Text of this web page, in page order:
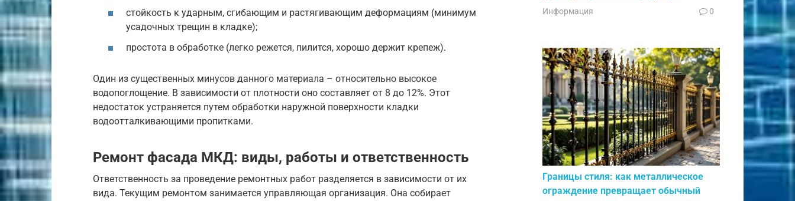
стойкость к ударным, сгибающим и растягивающим деформациям (минимум
усадочных трещин в кладке);
простота в обработке (легко режется, пилится, хорошо держит крепеж).
Один из существенных минусов данного материала – относительно высокое
водопоглощение. В зависимости от плотности оно составляет от 8 до 12%. Этот
недостаток устраняется путем обработки наружной поверхности кладки
водоотталкивающими пропитками.
Ремонт фасада МКД: виды, работы и ответственность
Ответственность за проведение ремонтных работ разделяется в зависимости от их
вида. Текущим ремонтом занимается управляющая организация. Она собирает
Информация 0
Границы стиля: как металлическое
ограждение превращает обычный